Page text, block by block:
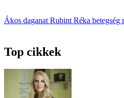
Ákos daganat Rubint Réka betegség
Top cikkek